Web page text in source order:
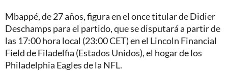
Mbappé, de 27 años, figura en el once titular de Didier
Deschamps para el partido, que se disputará a partir de
las 17:00 hora local (23:00 CET) en el Lincoln Financial
Field de Filadelfia (Estados Unidos), el hogar de los
Philadelphia Eagles de la NFL.